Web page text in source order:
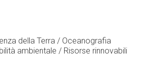
della Terra / Oceanografia
ambientale / Risorse rinnovabili